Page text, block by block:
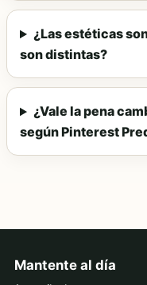
¿Las estéticas
son distintas?
¿Vale la pena
según Pinterest
Mantente al día